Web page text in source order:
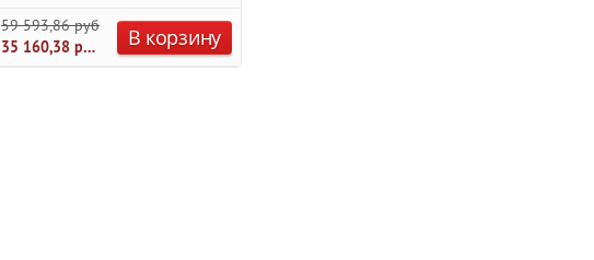
59 593,86 руб.
35 160,38 руб.
В корзину